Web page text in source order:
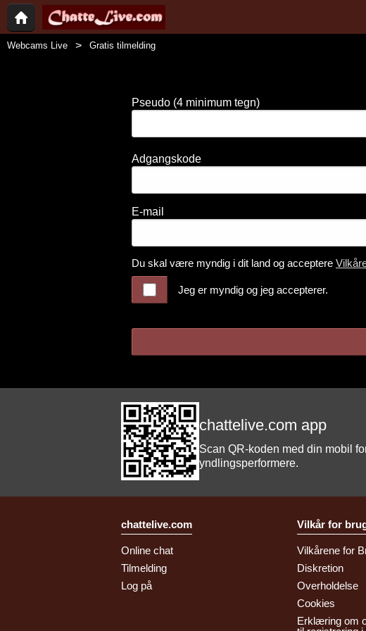
Webcams Live Gratis tilmelding
Pseudo (4 minimum tegn)
Adgangskode
E-mail
Du skal være myndig i dit land og acceptere
Jeg er myndig og jeg accepterer.
chattelive.com app
Scan QR-koden med din mobil
yndlingsperformere.
chattelive.com
Online chat
Tilmelding
Log på
Vilkår for
Vilkårene for
Diskretion
Overholdelse
Cookies
Erklæring om